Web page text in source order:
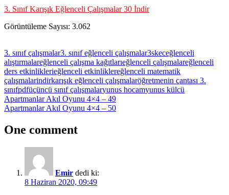
3. Sınıf Karışık Eğlenceli Çalışmalar 30 İndir
Görüntüleme Sayısı: 3.062
3. sınıf çalışmalar3. sınıf eğlenceli çalışmalar3skeceğlenceli
alıştırmalareğlenceli çalışma kağıtlarıeğlenceli çalışmalareğlenceli
ders etkinliklerieğlenceli etkinliklereğlenceli matematik
çalışmalarindirkarışık eğlenceli çalışmalaröğretmenin çantası 3.
sınıfpdfüçüncü sınıf çalışmalaryunus hocamyunus külcü
Yazı
gezinmesi
Previous
Post:
Apartmanlar Akıl Oyunu 4×4 – 49
Next
Apartmanlar Akıl Oyunu 4×4 – 50
One comment
Emir dedi ki:
8 Haziran 2020, 09:49